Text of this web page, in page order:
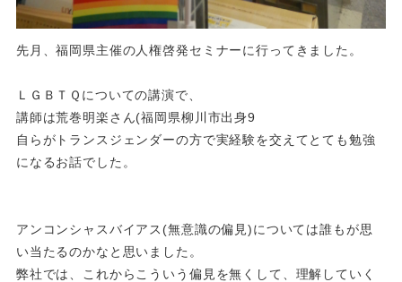
先月、福岡県主催の人権啓発セミナーに行ってきました。
ＬＧＢＴＱについての講演で、
講師は荒巻明楽さん(福岡県柳川市出身9
自らがトランスジェンダーの方で実経験を交えてとても勉強
になるお話でした。
アンコンシャスバイアス(無意識の偏見)については誰もが思
い当たるのかなと思いました。
弊社では、これからこういう偏見を無くして、理解していく